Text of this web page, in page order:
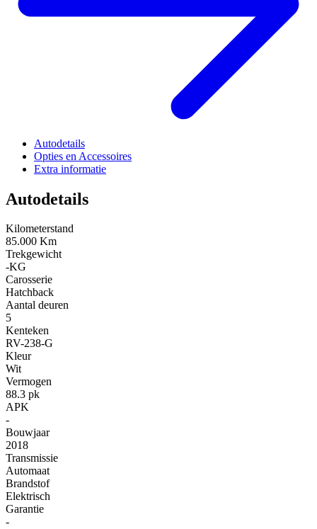
Autodetails
Opties en Accessoires
Extra informatie
Autodetails
Kilometerstand
85.000 Km
Trekgewicht
-KG
Carosserie
Hatchback
Aantal deuren
5
Kenteken
RV-238-G
Kleur
Wit
Vermogen
88.3 pk
APK
-
Bouwjaar
2018
Transmissie
Automaat
Brandstof
Elektrisch
Garantie
-